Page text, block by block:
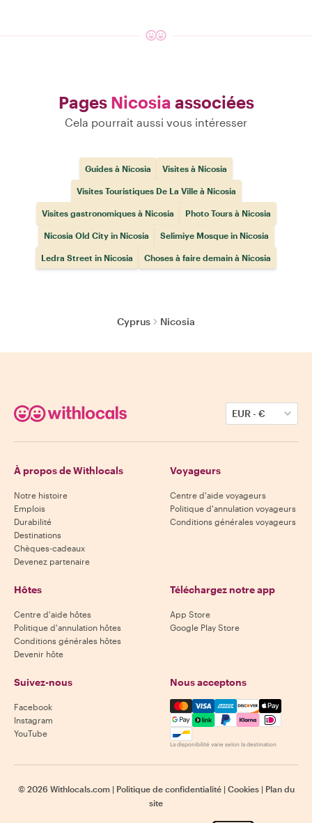
Pages Nicosia associées
Cela pourrait aussi vous intéresser
Guides à Nicosia Visites à Nicosia
Visites Touristiques De La Ville à Nicosia
Visites gastronomiques à Nicosia Photo Tours à Nicosia
Nicosia Old City in Nicosia Selimiye Mosque in Nicosia
Ledra Street in Nicosia Choses à faire demain à Nicosia
Cyprus Nicosia
EUR-€
À propos de Withlocals
Notre histoire
Emplois
Durabilité
Destinations
Chèques-cadeaux
Devenez partenaire
Voyageurs
Centre d'aide voyageurs
Politique d'annulation voyageurs
Conditions générales voyageurs
Hôtes
Centre d'aide hôtes
Politique d'annulation hôtes
Conditions générales hôtes
Devenir hôte
Téléchargez notre app
App Store
Google Play Store
Suivez-nous
Facebook
Instagram
YouTube
Nous acceptons
Mastercard, Visa, Amex,
La disponibilité varie selon la destination
© 2026 Withlocals.com | Politique de confidentialité | Cookies | Plan du
site